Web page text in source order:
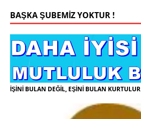
BAŞKA ŞUBEMİZ YOKTUR !
İŞİNİ BULAN DEĞİL, EŞİNİ BULAN KURTULUR